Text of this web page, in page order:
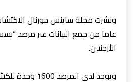
عاما من جمع البيانات عبر مرصد
الأرجنتين.
ويوجد لدى